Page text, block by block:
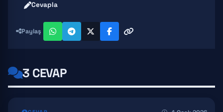
Cevapla
Paylaş
3 CEVAP